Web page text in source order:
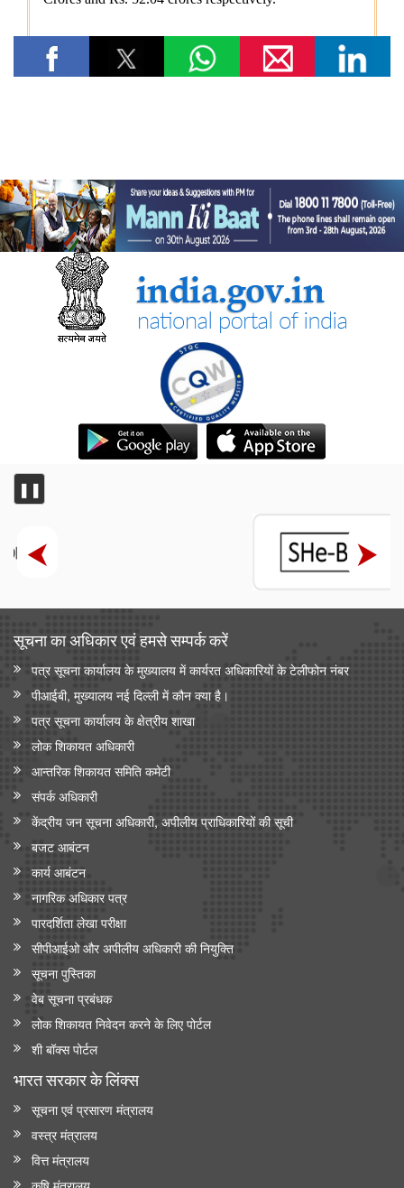
❚❚
सूचना का अधिकार एवं हमसे सम्‍पर्क करें
पत्र सूचना कार्यालय के मुख्यालय में कार्यरत अधिकारियों के टेलीफोन नंबर
पीआईबी, मुख्यालय नई दिल्ली में कौन क्या है।
पत्र सूचना कार्यालय के क्षेत्रीय शाखा
लोक शिकायत अधिकारी
आन्‍तरिक शिकायत समिति कमेटी
संपर्क अधिकारी
केंद्रीय जन सूचना अधिकारी, अपीलीय प्राधिकारियों की सूची
बजट आबंटन
कार्य आबंटन
नागरिक अधिकार पत्र
पारदर्शिता लेखा परीक्षा
सीपीआईओ और अपी‍लीय अधिकारी की नियुक्ति
सूचना पुस्तिका
वेब सूचना प्रबंधक
लोक शिकायत निवेदन करने के लिए पोर्टल
शी बॉक्स पोर्टल
भारत सरकार के लिंक्‍स
सूचना एवं प्रसारण मंत्रालय
वस्त्र मंत्रालय
वित्त मंत्रालय